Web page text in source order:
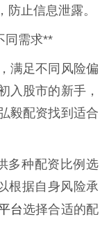
止信息泄露。
同需求**
满足不同风险偏
入股市的新手，
毅配资找到适合
多种配资比例选
根据自身风险承
台选择合适的配